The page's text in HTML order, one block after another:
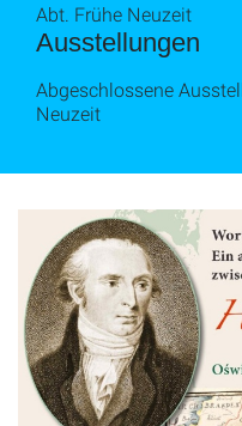
Ausstellungen
Abt. Frühe Neuzeit
Abgeschlossene
Neuzeit